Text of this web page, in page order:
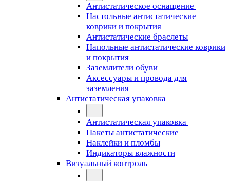
Антистатическое оснащение
Настольные антистатические
коврики и покрытия
Антистатические браслеты
Напольные антистатические коврики
и покрытия
Заземлители обуви
Аксессуары и провода для
заземления
Антистатическая упаковка
Антистатическая упаковка
Пакеты антистатические
Наклейки и пломбы
Индикаторы влажности
Визуальный контроль